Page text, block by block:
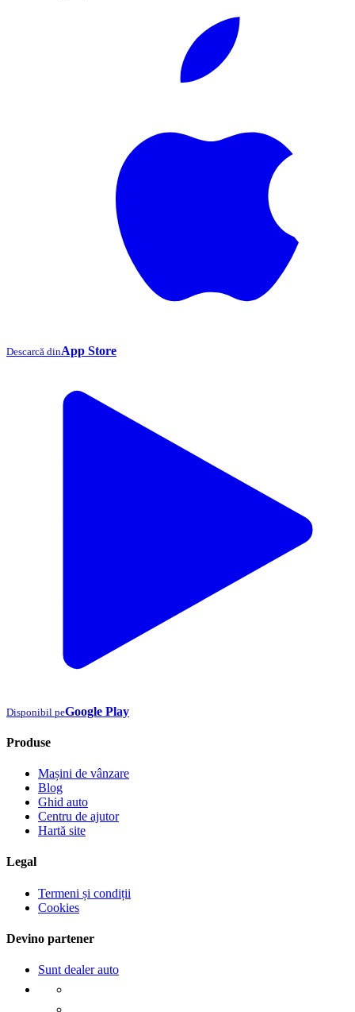
Descarcă dinApp Store
Disponibil peGoogle Play
Produse
Mașini de vânzare
Blog
Ghid auto
Centru de ajutor
Hartă site
Legal
Termeni și condiții
Cookies
Devino partener
Sunt dealer auto